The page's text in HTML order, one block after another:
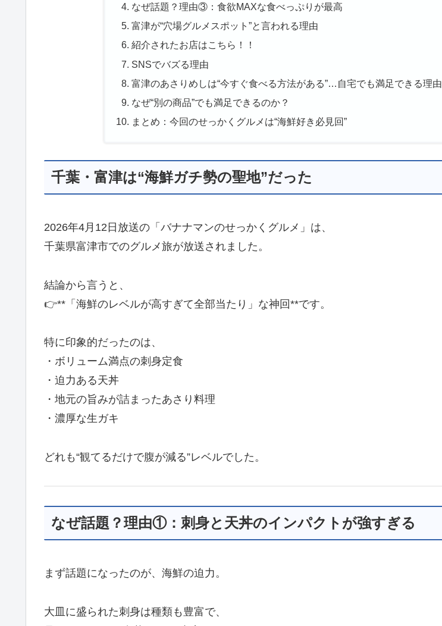
なぜ話題？理由③：食欲MAXな食べっぷりが最高
富津が“穴場グルメスポット”と言われる理由
紹介されたお店はこちら！！
SNSでバズる理由
富津のあさりめしは“今すぐ食べる方法がある”…自宅でも満足できる理由
なぜ“別の商品”でも満足できるのか？
まとめ：今回のせっかくグルメは“海鮮好き必見回”
千葉・富津は“海鮮ガチ勢の聖地”だった
2026年4月12日放送の「バナナマンのせっかくグルメ」は、
千葉県富津市でのグルメ旅が放送されました。
結論から言うと、
👉**「海鮮のレベルが高すぎて全部当たり」な神回**です。
特に印象的だったのは、
・ボリューム満点の刺身定食
・迫力ある天丼
・地元の旨みが詰まったあさり料理
・濃厚な生ガキ
どれも“観てるだけで腹が減る”レベルでした。
なぜ話題？理由①：刺身と天丼のインパクトが強すぎる
まず話題になったのが、海鮮の迫力。
大皿に盛られた刺身は種類も豊富で、